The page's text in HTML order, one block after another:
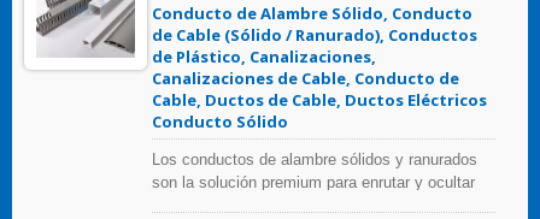
Conducto de Alambre Sólido, Conducto
de Cable (Sólido / Ranurado), Conductos
de Plástico, Canalizaciones,
Canalizaciones de Cable, Conducto de
Cable, Ductos de Cable, Ductos Eléctricos
Conducto Sólido
Los conductos de alambre sólidos y ranurados
son la solución premium para enrutar y ocultar